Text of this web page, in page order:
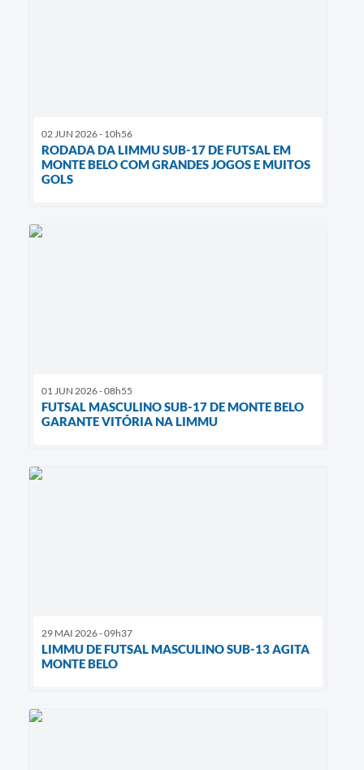
02 JUN 2026 - 10h56
RODADA DA LIMMU SUB-17 DE FUTSAL EM
MONTE BELO COM GRANDES JOGOS E MUITOS
GOLS
01 JUN 2026 - 08h55
FUTSAL MASCULINO SUB-17 DE MONTE BELO
GARANTE VITÓRIA NA LIMMU
29 MAI 2026 - 09h37
LIMMU DE FUTSAL MASCULINO SUB-13 AGITA
MONTE BELO